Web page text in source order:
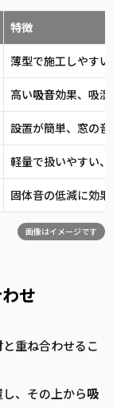
特徴
薄型で施工しやす
高い吸音効果、吸
設置が簡単、窓の
軽量で扱いやすい
固体音の低減に効
画像はイメージです
せ
と重ね合わせるこ
、その上から吸